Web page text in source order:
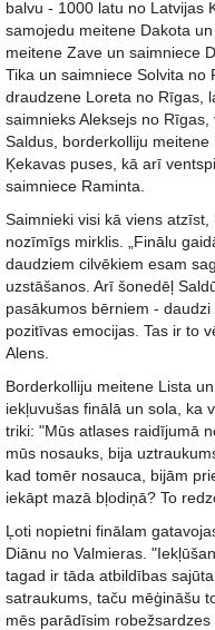
balvu - 1000 latu no Latvijas
samojedu meitene Dakota
meitene Zave un saimniece
Tika un saimniece Solvita no
draudzene Loreta no Rīgas,
saimnieks Aleksejs no
Saldus, borderkolliju
Ķekavas puses, kā arī
saimniece Raminta.
Saimnieki visi kā viens
nozīmīgs mirklis. „Finālu
daudziem cilvēkiem esam
uzstāšanos. Arī šonedēļ
pasākumos bērniem -
pozitīvas emocijas. Tas ir to
Alens.
Borderkolliju meitene Lista
iekļuvušas finālā un sola, ka
triki: "Mūs atlases raidījumā
mūs nosauks, bija
kad tomēr nosauca, bijām
iekāpt mazā bļodiņā? To
Ļoti nopietni finālam
Diānu no Valmieras.
tagad ir tāda atbildības
satraukums, taču mēģināšu
mēs parādīsim